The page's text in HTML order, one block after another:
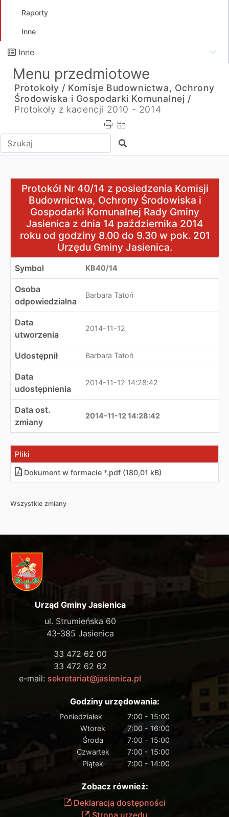
Raporty
Inne
Inne
Menu przedmiotowe
Protokoły / Komisje Budownictwa, Ochrony
Środowiska i Gospodarki Komunalnej /
Protokoły z kadencji 2010 - 2014
Wpisz tekst do wyszukania Szukaj
Protokół Nr 40/14 z posiedzenia Komisji
Protokół Nr 40/14 z posiedzenia Komisji
Budownictwa, Ochrony Środowiska i
Gospodarki Komunalnej Rady Gminy
Jasienica z dnia 14 października 2014
roku od godziny 8.00 do 9.30 w pok. 201
Urzędu Gminy Jasienica.
Symbol KB40/14
Osoba
odpowiedzialna
Barbara Tatoń
Data
utworzenia
2014-11-12
Udostępnił Barbara Tatoń
Data
udostępnienia
2014-11-12 14:28:42
Data ost.
zmiany
2014-11-12 14:28:42
Pliki
Dokument w formacie *.pdf (180,01 kB)
Wszystkie zmiany
Urząd Gminy Jasienica
ul. Strumieńska 60
43-385 Jasienica
33 472 62 00
33 472 62 62
e-mail: sekretariat@jasienica.pl
Godziny urzędowania:
Poniedziałek
7:00 - 15:00
Wtorek
7:00 - 16:00
Środa
7:00 - 15:00
Czwartek
7:00 - 15:00
Piątek
7:00 - 14:00
Zobacz również:
Deklaracja dostępności
Strona urzędu